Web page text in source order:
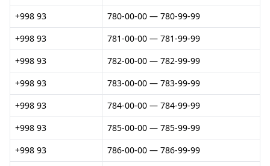
+998 93
780-00-00 — 780-99-99
+998 93
781-00-00 — 781-99-99
+998 93
782-00-00 — 782-99-99
+998 93
783-00-00 — 783-99-99
+998 93
784-00-00 — 784-99-99
+998 93
785-00-00 — 785-99-99
+998 93
786-00-00 — 786-99-99